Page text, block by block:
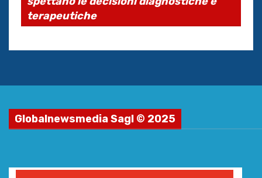
terapeutiche
Globalnewsmedia Sagl © 2025